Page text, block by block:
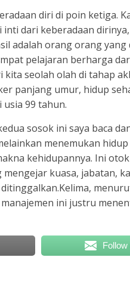
diri di poin ketiga.
dari keberadaan
adalah orang orang yang
pelajaran berharga
seolah olah di tahap
panjang umur, hidup
99 tahun.
sosok ini saya baca
menemukan
kehidupannya. Ini
kuasa, jabatan,
ini justru
Follow